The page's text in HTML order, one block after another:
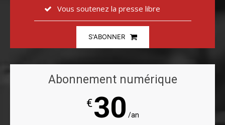
Vous soutenez la presse libre
S'ABONNER
Abonnement numérique
€30 /an